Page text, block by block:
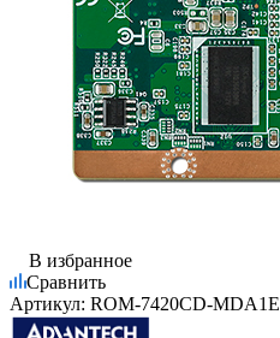
В избранное
Сравнить
Артикул: ROM-7420CD-MDA1E